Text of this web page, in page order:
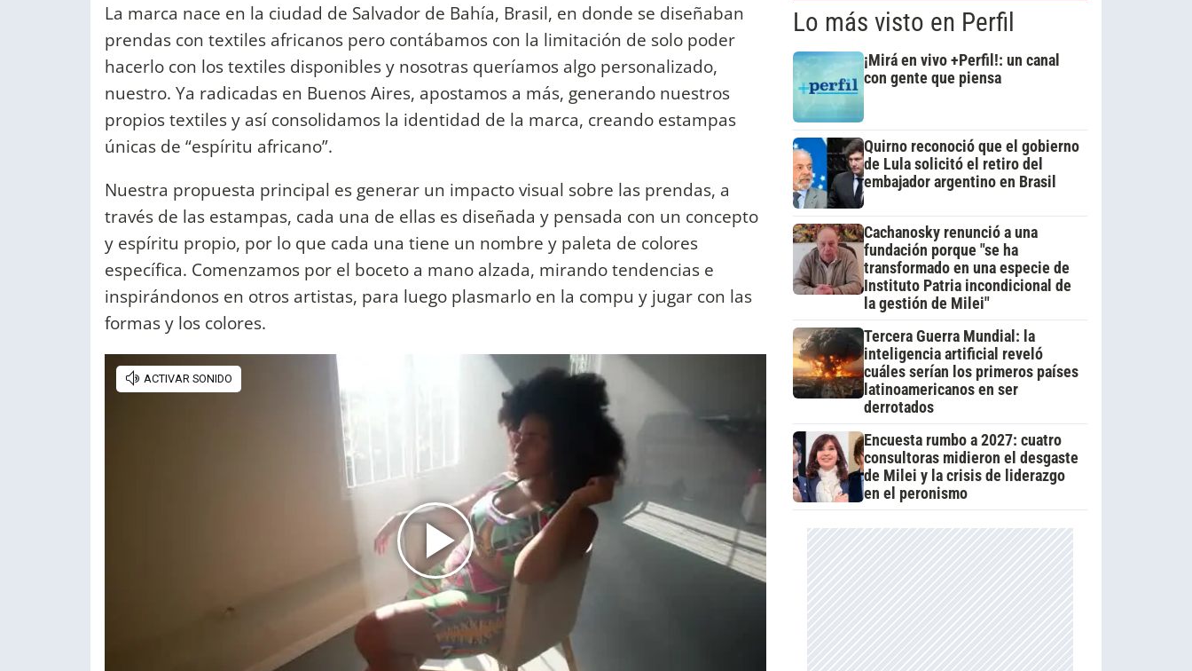
La marca nace en la ciudad de Salvador de Bahía, Brasil, en donde se diseñaban
prendas con textiles africanos pero contábamos con la limitación de solo poder
hacerlo con los textiles disponibles y nosotras queríamos algo personalizado,
nuestro. Ya radicadas en Buenos Aires, apostamos a más, generando nuestros
propios textiles y así consolidamos la identidad de la marca, creando estampas
únicas de “espíritu africano”.
Nuestra propuesta principal es generar un impacto visual sobre las prendas, a
través de las estampas, cada una de ellas es diseñada y pensada con un concepto
y espíritu propio, por lo que cada una tiene un nombre y paleta de colores
específica. Comenzamos por el boceto a mano alzada, mirando tendencias e
inspirándonos en otros artistas, para luego plasmarlo en la compu y jugar con las
formas y los colores.
Lo más visto en Perfil
¡Mirá en vivo +Perfil!: un canal
con gente que piensa
Quirno reconoció que el gobierno
de Lula solicitó el retiro del
embajador argentino en Brasil
Cachanosky renunció a una
fundación porque "se ha
transformado en una especie de
Instituto Patria incondicional de
la gestión de Milei"
Tercera Guerra Mundial: la
inteligencia artificial reveló
cuáles serían los primeros países
latinoamericanos en ser
derrotados
Encuesta rumbo a 2027: cuatro
consultoras midieron el desgaste
de Milei y la crisis de liderazgo
en el peronismo